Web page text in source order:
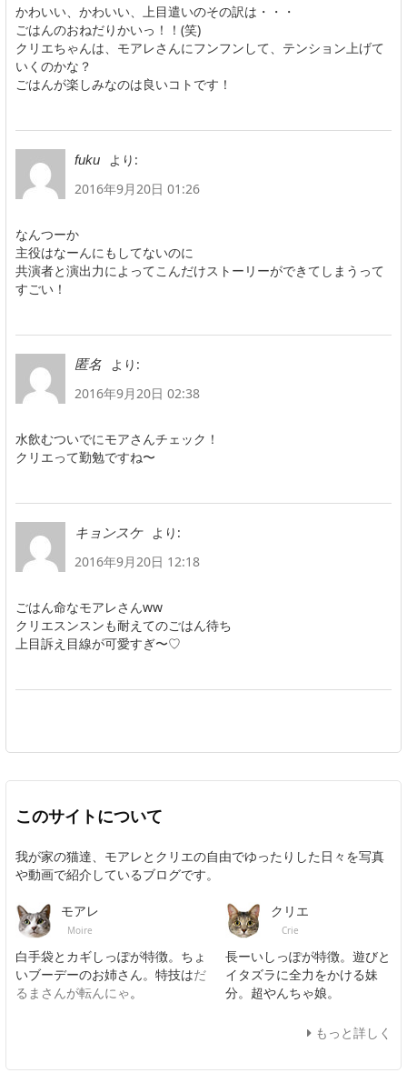
かわいい、かわいい、上目遣いのその訳は・・・
ごはんのおねだりかいっ！！(笑)
クリエちゃんは、モアレさんにフンフンして、テンション上げて
いくのかな？
ごはんが楽しみなのは良いコトです！
fuku
より:
2016年9月20日 01:26
なんつーか
主役はなーんにもしてないのに
共演者と演出力によってこんだけストーリーができてしまうって
すごい！
匿名
より:
2016年9月20日 02:38
水飲むついでにモアさんチェック！
クリエって勤勉ですね〜
キョンスケ
より:
2016年9月20日 12:18
ごはん命なモアレさんww
クリエスンスンも耐えてのごはん待ち
上目訴え目線が可愛すぎ〜♡
このサイトについて
我が家の猫達、モアレとクリエの自由でゆったりした日々を写真
や動画で紹介しているブログです。
モアレ
Moire
白手袋とカギしっぽが特徴。ちょ
いブーデーのお姉さん。特技はだ
るまさんが転んにゃ。
クリエ
Crie
長ーいしっぽが特徴。遊びと
イタズラに全力をかける妹
分。超やんちゃ娘。
もっと詳しく